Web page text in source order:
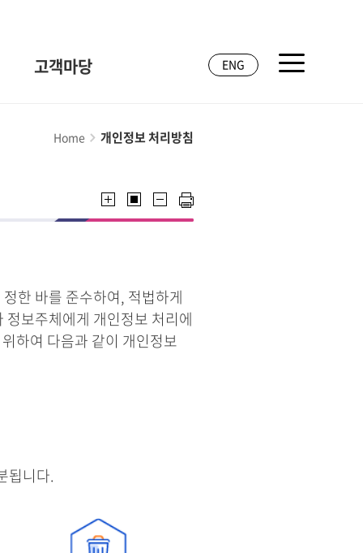
고객마당 ENG
Home 개인정보 처리방침
한 바를 준수하여, 적법하게
보주체에게 개인정보 처리에
하여 다음과 같이 개인정보
됩니다.